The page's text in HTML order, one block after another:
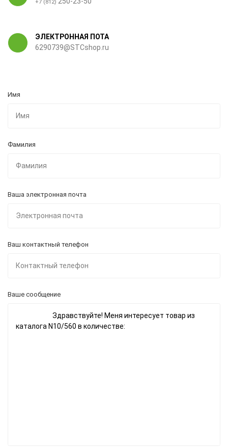
+7 (812)
ЭЛЕКТРОННАЯ ПОТА
6290739@STCshop.ru
Имя
Фамилия
Ваша электронная почта
Ваш контактный телефон
Ваше сообщение